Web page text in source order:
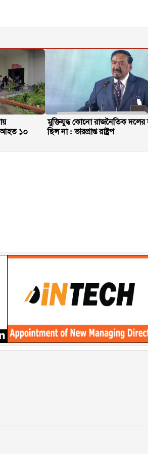
আহত ১০
মুক্তিযুদ্ধ কোনো রাজনৈতিক দলের
ছিল না : ভারপ্রাপ্ত রাষ্ট্রপ